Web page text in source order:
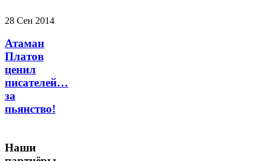
28 Сен 2014
Атаман
Платов
ценил
писателей…
за
пьянство!
Наши